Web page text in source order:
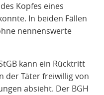
Kopfes eines
In beiden Fällen
nennenswerte
kann ein Rücktritt
der Täter freiwillig von
absieht. Der BGH